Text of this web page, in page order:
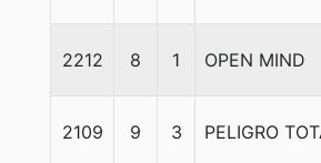
2212 8 1 OPEN MIND
2109 9 3 PELIGRO